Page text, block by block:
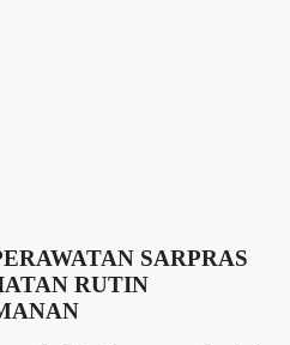
SARPRAS
RUTIN